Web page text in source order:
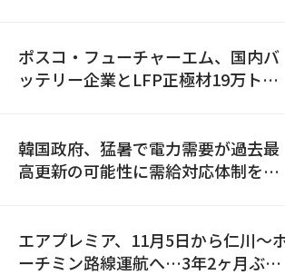
ポスコ・フューチャーエム、国内バ
ッテリー企業とLFP正極材19万トン
韓国政府、猛暑で電力需要が過去最
高更新の可能性に需給対応体制を点
エアプレミア、11月5日から仁川〜
ーチミン路線運航へ…3年2ヶ月ぶり